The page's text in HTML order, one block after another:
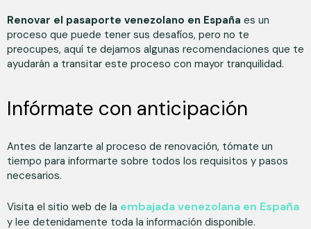
Renovar el pasaporte venezolano en España es un
proceso que puede tener sus desafíos, pero no te
preocupes, aquí te dejamos algunas recomendaciones que te
ayudarán a transitar este proceso con mayor tranquilidad.
Infórmate con anticipación
Antes de lanzarte al proceso de renovación, tómate un
tiempo para informarte sobre todos los requisitos y pasos
necesarios.
Visita el sitio web de la embajada venezolana en España
y lee detenidamente toda la información disponible.